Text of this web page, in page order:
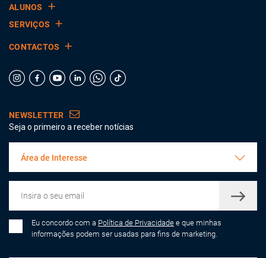
ALUNOS
SERVIÇOS
CONTACTOS
NEWSLETTER
Seja o primeiro a receber notícias
Área de Interesse
Eu concordo com a Política de Privacidade e que minhas
informações podem ser usadas para fins de marketing.